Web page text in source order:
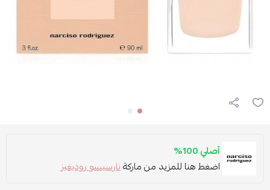
أصلي 100%
اضغط هنا للمزيد من ماركةنارسيسو روديغيز